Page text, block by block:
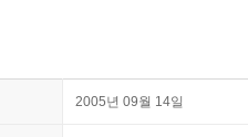
2005년 09월 14일